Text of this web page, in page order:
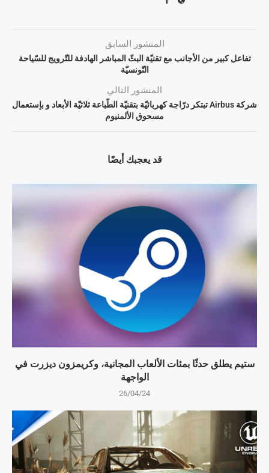
المنشور السابق
تفاعل كبير من الأجانب مع تقنيّة البثّ المباشر الهادفة للتّرويج للسّياحة
التّونسيّة
المنشور التالي
شركة Airbus تبتكر درّاجة كهربائيّة بتقنيّة الطّباعة ثلاثيّة الأبعاد و بإستعمال
مسحوق الألمنيوم
قد يعجبك أيضًا
ستيم يطلق حدثًا بمئات الألعاب المجانية، وكريمزون ديزرت في
الواجهة
26/04/24